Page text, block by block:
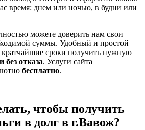
время: днем или ночью, в будни или
можете доверить нам свои
суммы. Удобный и простой
кратчайшие сроки получить нужную
без отказа. Услуги сайта
бесплатно.
чтобы получить
в долг в г.Вавож?